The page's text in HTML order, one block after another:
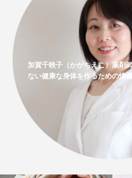
加賀千映子（かがちえこ）薬剤
ない健康な身体を作るための情